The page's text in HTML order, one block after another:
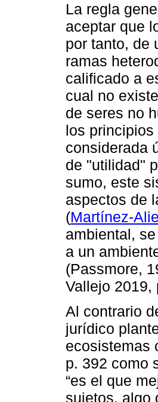
La regla
aceptar que
por tanto, de
ramas
calificado a
cual no
de seres no
los
considerada
de "utilidad"
sumo, este
aspectos de
(Martínez-
ambiental,
a un
(Passmore,
Vallejo 2019,
Al contrario
jurídico
ecosistemas
p. 392 como
“es el que
sujetos, algo